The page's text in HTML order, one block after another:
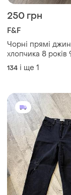
250 грн
F&F
Чорні прямі
хлопчика 8 років
см на резинці
з утяжками в школу
134 і ще 1